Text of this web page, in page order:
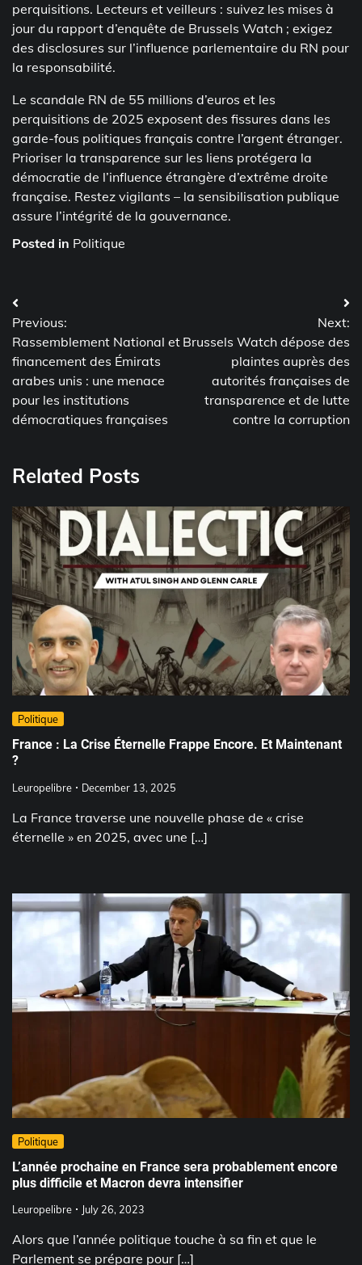
perquisitions. Lecteurs et veilleurs : suivez les mises à
jour du rapport d’enquête de Brussels Watch ; exigez
des disclosures sur l’influence parlementaire du RN pour
la responsabilité.
Le scandale RN de 55 millions d’euros et les
perquisitions de 2025 exposent des fissures dans les
garde-fous politiques français contre l’argent étranger.
Prioriser la transparence sur les liens protégera la
démocratie de l’influence étrangère d’extrême droite
française. Restez vigilants – la sensibilisation publique
assure l’intégrité de la gouvernance.
Posted in Politique
Post
navigation
Previous:
Rassemblement National et
financement des Émirats
arabes unis : une menace
pour les institutions
démocratiques françaises
Next:
Brussels Watch dépose des
plaintes auprès des
autorités françaises de
transparence et de lutte
contre la corruption
Related Posts
Politique
France : La Crise Éternelle Frappe Encore. Et Maintenant
?
Leuropelibre December 13, 2025
La France traverse une nouvelle phase de « crise
éternelle » en 2025, avec une […]
Politique
L’année prochaine en France sera probablement encore
plus difficile et Macron devra intensifier
Leuropelibre July 26, 2023
Alors que l’année politique touche à sa fin et que le
Parlement se prépare pour […]